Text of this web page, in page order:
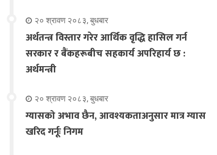
२० श्रावण २०८३, बुधबार
अर्थतन्त्र विस्तार गरेर आर्थिक वृद्धि हासिल गर्न
सरकार र बैंकहरूबीच सहकार्य अपरिहार्य छ :
अर्थमन्त्री
२० श्रावण २०८३, बुधबार
ग्यासको अभाव छैन, आवश्यकताअनुसार मात्र ग्यास
खरिद गर्नूः निगम